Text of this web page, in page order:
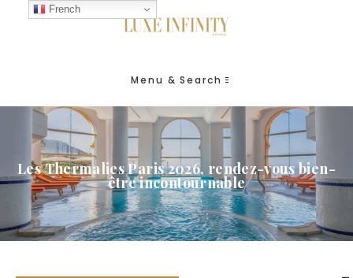
Menu & Search
Les Thermalies Paris 2026, rendez-vous bien-
être incontournable
French